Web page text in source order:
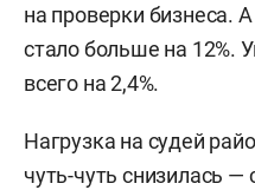
на проверки бизнеса.
стало больше на 12%.
всего на 2,4%.
Нагрузка на судей
чуть-чуть снизилась —